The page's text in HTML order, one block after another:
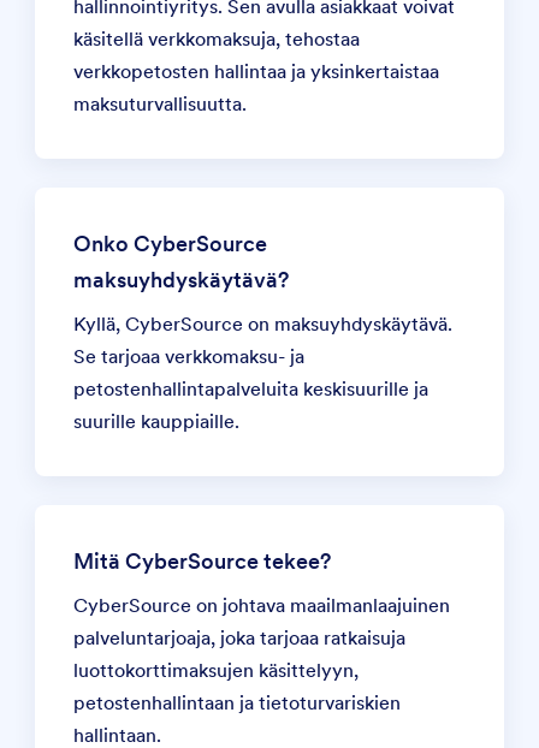
hallinnointiyritys. Sen avulla asiakkaat voivat
käsitellä verkkomaksuja, tehostaa
verkkopetosten hallintaa ja yksinkertaistaa
maksuturvallisuutta.
Onko CyberSource
maksuyhdyskäytävä?
Kyllä,CyberSource on maksuyhdyskäytävä.
Se tarjoaa verkkomaksu- ja
petostenhallintapalveluita keskisuurille ja
suurille kauppiaille.
Mitä CyberSource tekee?
CyberSource on johtava maailmanlaajuinen
palveluntarjoaja, joka tarjoaa ratkaisuja
luottokorttimaksujen käsittelyyn,
petostenhallintaan ja tietoturvariskien
hallintaan.